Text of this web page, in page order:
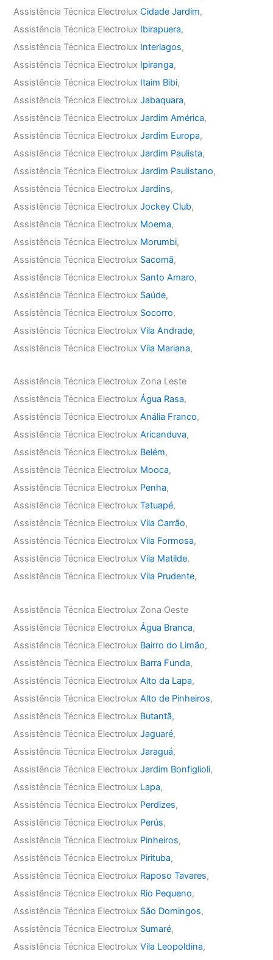
Assistência Técnica ElectroluxCidade Jardim,
Assistência Técnica Electrolux Ibirapuera,
Assistência Técnica Electrolux Interlagos,
Assistência Técnica Electrolux Ipiranga,
Assistência Técnica Electrolux Itaim Bibi,
Assistência Técnica ElectroluxJabaquara,
Assistência Técnica ElectroluxJardim América,
Assistência Técnica ElectroluxJardim Europa,
Assistência Técnica ElectroluxJardim Paulista,
Assistência Técnica ElectroluxJardim Paulistano,
Assistência Técnica ElectroluxJardins,
Assistência Técnica ElectroluxJockey Club,
Assistência Técnica Electrolux Moema,
Assistência Técnica Electrolux Morumbi,
Assistência Técnica Electrolux Sacomã,
Assistência Técnica Electrolux Santo Amaro,
Assistência Técnica Electrolux Saúde,
Assistência Técnica Electrolux Socorro,
Assistência Técnica ElectroluxVila Andrade,
Assistência Técnica ElectroluxVila Mariana,
Assistência Técnica Electrolux Zona Leste
Assistência Técnica ElectroluxÁgua Rasa,
Assistência Técnica ElectroluxAnália Franco,
Assistência Técnica ElectroluxAricanduva,
Assistência Técnica Electrolux Belém,
Assistência Técnica Electrolux Mooca,
Assistência Técnica Electrolux Penha,
Assistência Técnica ElectroluxTatuapé,
Assistência Técnica ElectroluxVila Carrão,
Assistência Técnica ElectroluxVila Formosa,
Assistência Técnica ElectroluxVila Matilde,
Assistência Técnica ElectroluxVila Prudente,
Assistência Técnica Electrolux Zona Oeste
Assistência Técnica ElectroluxÁgua Branca,
Assistência Técnica Electrolux Bairro do Limão,
Assistência Técnica Electrolux Barra Funda,
Assistência Técnica ElectroluxAlto da Lapa,
Assistência Técnica ElectroluxAlto de Pinheiros,
Assistência Técnica Electrolux Butantã,
Assistência Técnica ElectroluxJaguaré,
Assistência Técnica ElectroluxJaraguá,
Assistência Técnica ElectroluxJardim Bonfiglioli,
Assistência Técnica Electrolux Lapa,
Assistência Técnica Electrolux Perdizes,
Assistência Técnica Electrolux Perús,
Assistência Técnica Electrolux Pinheiros,
Assistência Técnica Electrolux Pirituba,
Assistência Técnica Electrolux Raposo Tavares,
Assistência Técnica Electrolux Rio Pequeno,
Assistência Técnica Electrolux São Domingos,
Assistência Técnica Electrolux Sumaré,
Assistência Técnica ElectroluxVila Leopoldina,